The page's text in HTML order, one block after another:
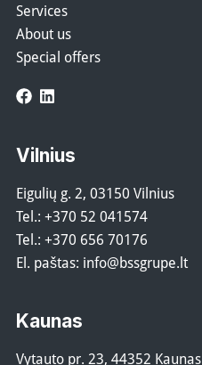
Services
About us
Special offers
Facebook
LinkedIn
Vilnius
Eigulių g. 2, 03150 Vilnius
Tel.: +370 52 041574
Tel.: +370 656 70176
El. paštas: info@bssgrupe.lt
Kaunas
Vytauto pr. 23, 44352 Kaunas